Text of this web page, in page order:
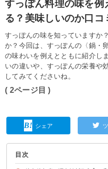
すっぽん料理の味を
る？美味しいのか口コ
すっぽんの味を知っていますか
か？今回は、すっぽんの〈鍋・
の味わいを例えとともに紹介し
いの違いや、すっぽんの栄養や
してみてくださいね。
( 2ページ目 )
シェア
目次